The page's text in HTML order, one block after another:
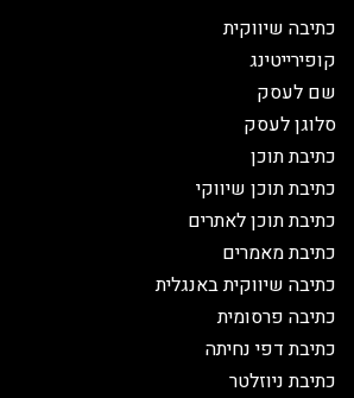
כתיבה שיווקית
קופירייטינג
שם לעסק
סלוגן לעסק
כתיבת תוכן
כתיבת תוכן שיווקי
כתיבת תוכן לאתרים
כתיבת מאמרים
כתיבה שיווקית באנגלית
כתיבה פרסומית
כתיבת דפי נחיתה
כתיבת ניוזלטר